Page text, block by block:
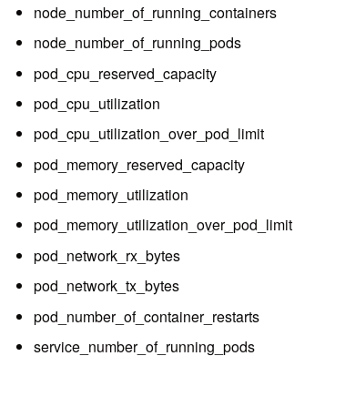
node_number_of_running_containers
node_number_of_running_pods
pod_cpu_reserved_capacity
pod_cpu_utilization
pod_cpu_utilization_over_pod_limit
pod_memory_reserved_capacity
pod_memory_utilization
pod_memory_utilization_over_pod_limit
pod_network_rx_bytes
pod_network_tx_bytes
pod_number_of_container_restarts
service_number_of_running_pods